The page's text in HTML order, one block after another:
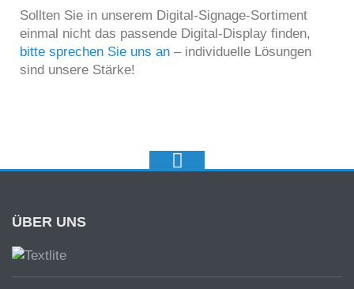
Sollten Sie in unserem Digital-Signage-Sortiment
einmal nicht das passende Digital-Display finden,
bitte sprechen Sie uns an – individuelle Lösungen
sind unsere Stärke!
ÜBER UNS